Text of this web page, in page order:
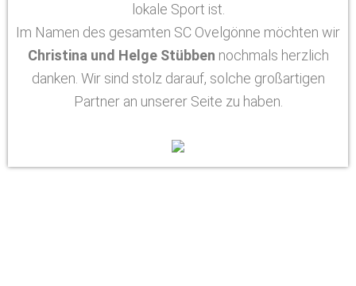
lokale Sport ist.
Im Namen des gesamten SC Ovelgönne möchten wir
Christina und Helge Stübben nochmals herzlich
danken. Wir sind stolz darauf, solche großartigen
Partner an unserer Seite zu haben.